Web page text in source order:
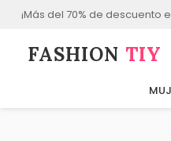
¡Más del 70% de
FASHION⁠ TIY